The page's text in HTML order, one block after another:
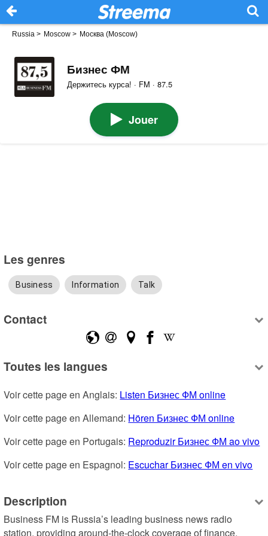
Russia > Moscow > Москва (Moscow)
Бизнес ФМ
Держитесь курса! · FM · 87.5
Jouer
Les genres
Business Information Talk
Contact
Toutes les langues
Voir cette page en Anglais: Listen Бизнес ФМ online
Voir cette page en Allemand: Hören Бизнес ФМ online
Voir cette page en Portugais: Reproduzir Бизнес ФМ ao vivo
Voir cette page en Espagnol: Escuchar Бизнес ФМ en vivo
Description
Business FM is Russia’s leading business news radio
station, providing around-the-clock coverage of finance,